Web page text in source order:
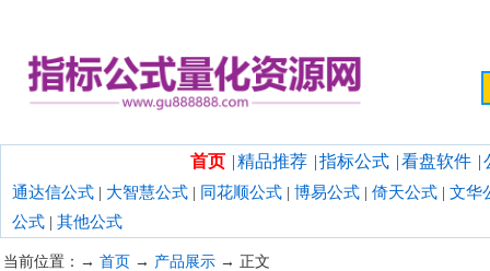
首页 | 精品推荐 | 指标公式 | 看盘软件 |
通达信公式 | 大智慧公式 | 同花顺公式 | 博易公式 | 倚天公式 | 文华
公式 | 其他公式
当前位置：→ 首页 → 产品展示 → 正文